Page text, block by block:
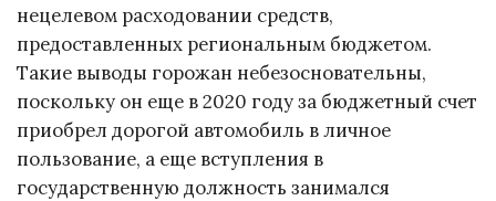
нецелевом расходовании средств,
предоставленных региональным бюджетом.
Такие выводы горожан небезосновательны,
поскольку он еще в 2020 году за бюджетный счет
приобрел дорогой автомобиль в личное
пользование, а еще вступления в
государственную должность занимался